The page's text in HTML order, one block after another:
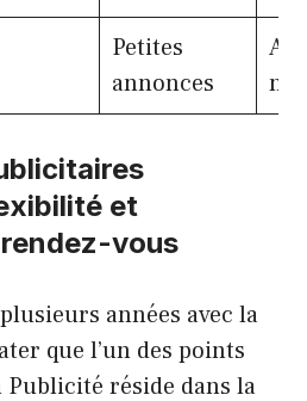
Petites
annonces
et
vous
années avec la
que l’un des points
réside dans la